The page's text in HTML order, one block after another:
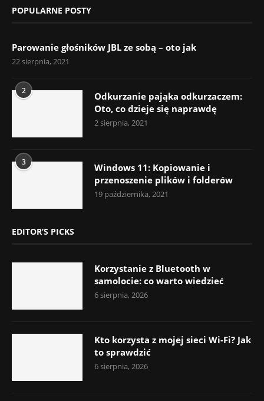
POPULARNE POSTY
Parowanie głośników JBL ze sobą – oto jak
22 sierpnia, 2021
2
Odkurzanie pająka odkurzaczem:
Oto, co dzieje się naprawdę
2 sierpnia, 2021
3
Windows 11: Kopiowanie i
przenoszenie plików i folderów
19 października, 2021
EDITOR’S PICKS
Korzystanie z Bluetooth w
samolocie: co warto wiedzieć
6 sierpnia, 2026
Kto korzysta z mojej sieci Wi-Fi? Jak
to sprawdzić
6 sierpnia, 2026